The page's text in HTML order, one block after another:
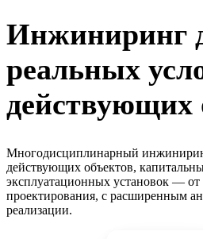
Инжиниринг
реальных
действующих
Многодисциплинарный
действующих объектов,
эксплуатационных установок — от
проектирования, с расширенным
реализации.